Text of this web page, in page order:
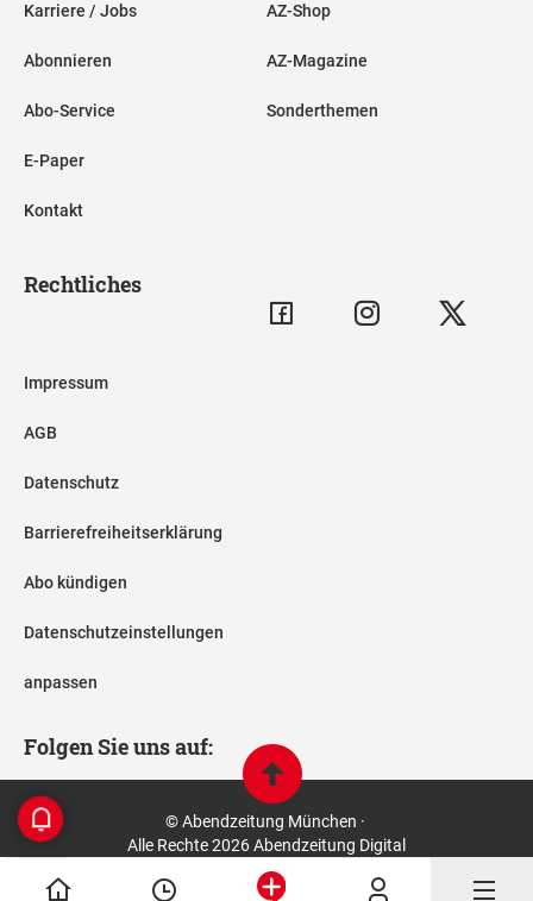
Karriere / Jobs
Abonnieren
Abo-Service
E-Paper
Kontakt
AZ-Shop
AZ-Magazine
Sonderthemen
Rechtliches
Impressum
AGB
Datenschutz
Barrierefreiheitserklärung
Abo kündigen
Datenschutzeinstellungen
anpassen
Folgen Sie uns auf:
© Abendzeitung München ·
Alle Rechte 2026 Abendzeitung Digital